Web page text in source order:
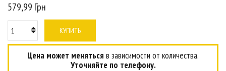
579,99 Грн
КУПИТЬ
Цена может меняться в зависимости от количества.
Уточняйте по телефону.